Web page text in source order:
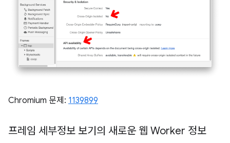
Chromium 문제: 1139899
프레임 세부정보 보기의 새로운 웹 Worker 정보